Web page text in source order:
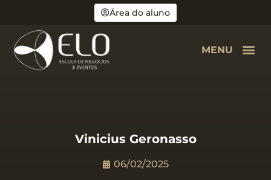
Área do aluno
MENU
Vinicius Geronasso
06/02/2025